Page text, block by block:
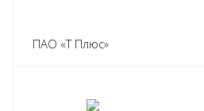
ПАО «Т Плюс»